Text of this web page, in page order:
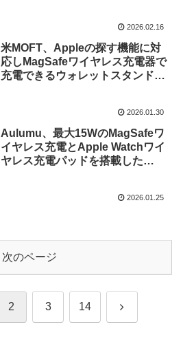
ー」の販売をAmazonでも開始。
2026.02.16
米MOFT、Appleの探す機能に対
応しMagSafeワイヤレス充電器で
充電できるウォレットスタンド
2026.01.30
Aulumu、最大15WのMagSafeワ
イヤレス充電とApple Watchワイ
ヤレス充電パッドを搭載した
3in1 両面マグネット式モバイル
2026.01.25
次のページ
2 3 14 次